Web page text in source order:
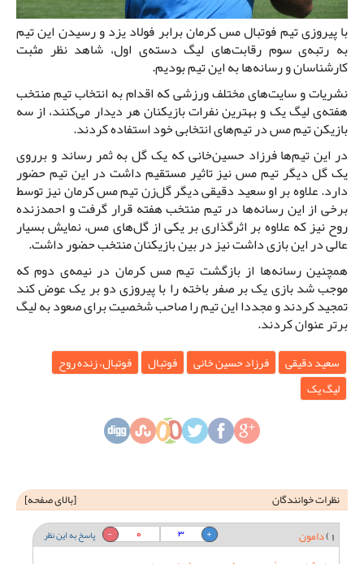
با پیروزی تیم فوتبال مس کرمان برابر فولاد یزد و رسیدن این تیم
به رتبه‌ی سوم رقابت‌های لیگ دسته‌ی اول، شاهد نظر مثبت
کارشناسان و رسانه‌ها به این تیم بودیم.
نشریات و سایت‌های مختلف ورزشی که اقدام به انتخاب تیم منتخب
هفته‌ی لیگ یک و بهترین نفرات بازیکنان هر دیدار می‌کنند، از سه
بازیکن تیم مس در تیم‌های انتخابی خود استفاده کردند.
در این تیم‌ها فرزاد حسین‌خانی که یک گل به ثمر رساند و برروی
یک گل دیگر تیم مس نیز تاثیر مستقیم داشت در این تیم حضور
دارد. علاوه بر او سعید دقیقی دیگر گل‌زن تیم مس کرمان نیز توسط
برخی از این رسانه‌ها در تیم منتخب هفته قرار گرفت و احمد‌زنده
روح نیز که علاوه بر اثرگذاری بر یکی از گل‌های مس، نمایش بسیار
عالی در این بازی داشت نیز در بین بازیکنان منتخب حضور داشت.
همچنین رسانه‌ها از بازگشت تیم مس کرمان در نیمه‌ی دوم که
موجب شد بازی یک بر صفر باخته را با پیروزی دو بر یک عوض کند
تمجید کردند و مجددا این تیم را صاحب شخصیت برای صعود به لیگ
برتر عنوان کردند.
سعید دقیقی فرزاد حسین خانی فوتبال
فوتبال، زنده روح
لیگ یک
نظرات خوانندگان [بالای صفحه]
1) دامون پاسخ به این نظر 0
3